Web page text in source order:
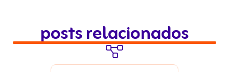
posts relacionados
